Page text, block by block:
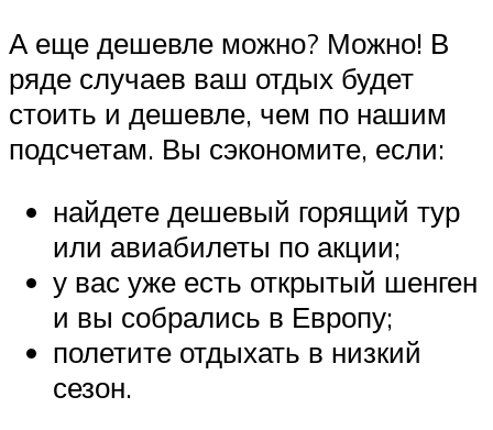
А еще дешевле можно? Можно! В
ряде случаев ваш отдых будет
стоить и дешевле, чем по нашим
подсчетам. Вы сэкономите, если:
найдете дешевый горящий тур
или авиабилеты по акции;
у вас уже есть открытый шенген
и вы собрались в Европу;
полетите отдыхать в низкий
сезон.